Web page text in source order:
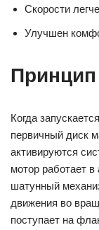
Скорости
Улучшен
Когда
первичный диск
активируются
мотор работает
шатунный
движения во
поступает на